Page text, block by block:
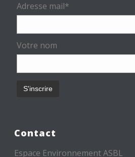
Adresse mail*
Votre nom
Contact
Espace Environnement ASBL